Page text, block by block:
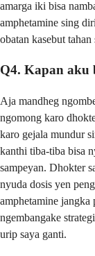
amarga iki bisa
amphetamine sing
obatan kasebut
Q4. Kapan aku
Aja mandheg
ngomong karo
karo gejala mundur
kanthi tiba-tiba bisa
sampeyan. Dhokter
nyuda dosis yen
amphetamine jangka
ngembangake
urip saya ganti.